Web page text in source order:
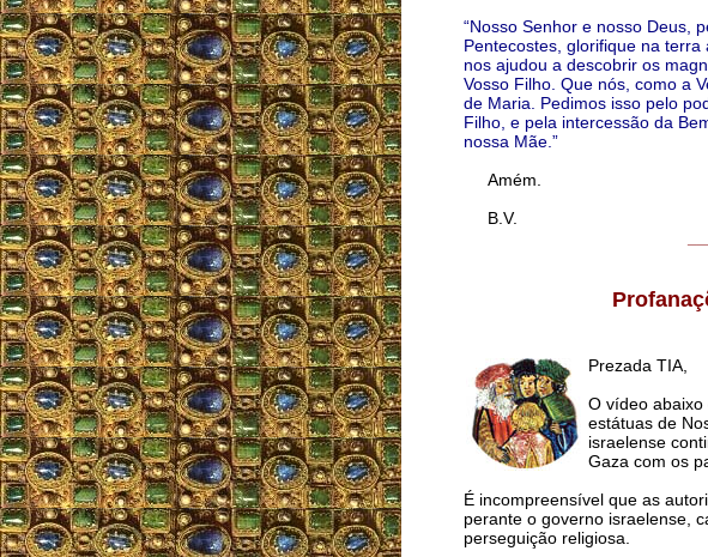
“Nosso Senhor e nosso Deus,
Pentecostes, glorifique na
nos ajudou a descobrir os
Vosso Filho. Que nós, como a
de Maria. Pedimos isso pelo
Filho, e pela intercessão da
nossa Mãe.”
Amém.
B.V.
Prezada TIA,
O vídeo
estátuas de
israelense
Gaza com os
É incompreensível que as
perante o governo israelense,
perseguição religiosa.